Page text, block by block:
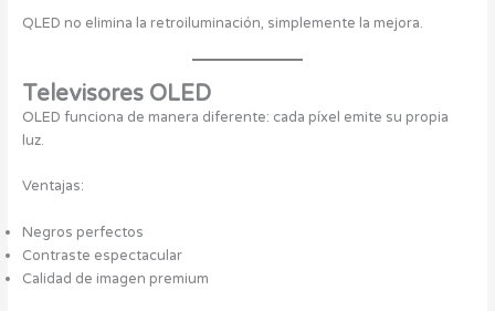
QLED no elimina la retroiluminación, simplemente la mejora.
Televisores OLED
OLED funciona de manera diferente: cada píxel emite su propia
luz.
Ventajas:
Negros perfectos
Contraste espectacular
Calidad de imagen premium